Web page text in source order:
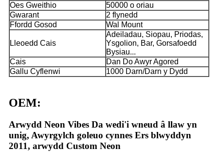
Oes Gweithio
50000 o oriau
Gwarant
2 flynedd
Ffordd Gosod
Wal Mount
Lleoedd Cais
Adeiladau, Siopau, Priodas,
Ysgolion, Bar, Gorsafoedd
Bysiau...
Cais
Dan Do Awyr Agored
Gallu Cyflenwi
1000 Darn/Darn y Dydd
OEM:
Arwydd Neon Vibes Da wedi'i wneud â llaw yn
unig, Awyrgylch goleuo cynnes Ers blwyddyn
2011, arwydd Custom Neon